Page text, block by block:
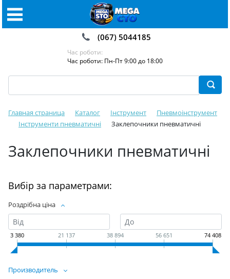
(067) 5044185
Час роботи:
Час роботи: Пн-Пт 9:00 до 18:00
Главная страница Каталог Інструмент
Пневмоінструмент
Інструменти пневматичні
Заклепочники пневматичні
Заклепочники пневматичні
Вибір за параметрами:
Роздрібна ціна
3 380 21 137 38 894 56 651 74 408
Производитель